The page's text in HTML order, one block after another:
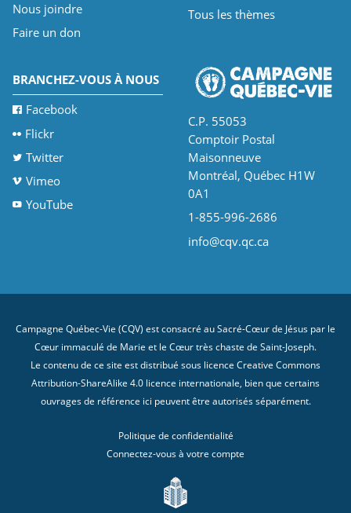
Nous joindre
Faire un don
Tous les thèmes
BRANCHEZ-VOUS À NOUS
Facebook
Flickr
Twitter
Vimeo
YouTube
C.P. 55053
Comptoir Postal
Maisonneuve
Montréal, Québec H1W
0A1
1-855-996-2686
info@cqv.qc.ca
Campagne Québec-Vie (CQV) est consacré au Sacré-Cœur de Jésus par le
Cœur immaculé de Marie et le Cœur très chaste de Saint-Joseph.
Le contenu de ce site est distribué sous licence Creative Commons
Attribution-ShareAlike 4.0 licence internationale, bien que certains
ouvrages de référence ici peuvent être autorisés séparément.
Politique de confidentialité
Connectez-vous à votre compte